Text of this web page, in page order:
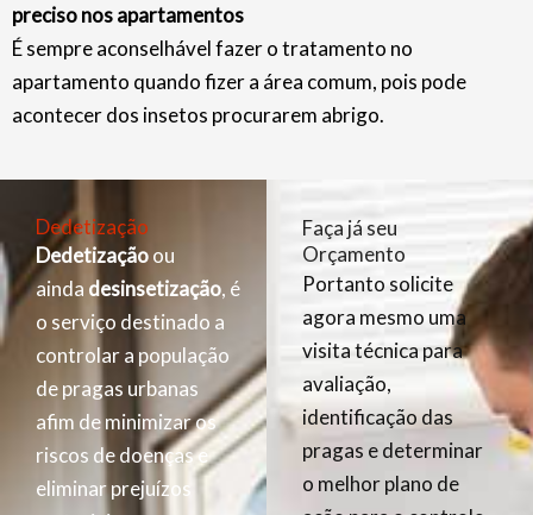
preciso nos apartamentos
É sempre aconselhável fazer o tratamento no
apartamento quando fizer a área comum, pois pode
acontecer dos insetos procurarem abrigo.
Dedetização
Dedetizaçãoou
ainda desinsetização, é
o serviço destinado a
controlar a população
de pragas urbanas
afim de minimizar os
riscos de doenças e
eliminar prejuízos
Faça já seu
Orçamento
Portanto solicite
agora mesmo uma
visita técnica para
avaliação,
identificação das
pragas e determinar
o melhor plano de